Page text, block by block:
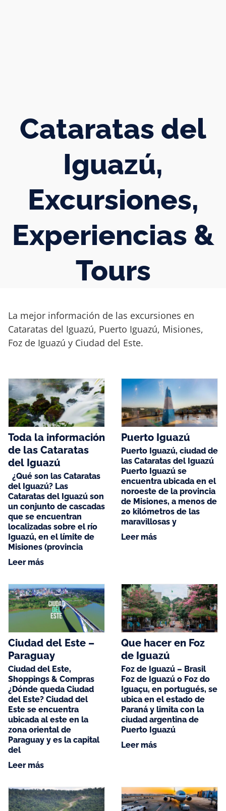
Cataratas del
Iguazú,
Excursiones,
Experiencias &
Tours
La mejor información de las excursiones en
Cataratas del Iguazú, Puerto Iguazú, Misiones,
Foz de Iguazú y Ciudad del Este.
Toda la información
de las Cataratas
del Iguazú
¿Qué son las Cataratas
del Iguazú? Las
Cataratas del Iguazú son
un conjunto de cascadas
que se encuentran
localizadas sobre el río
Iguazú, en el límite de
Misiones (provincia
Leer más
Puerto Iguazú
Puerto Iguazú, ciudad de
las Cataratas del Iguazú
Puerto Iguazú se
encuentra ubicada en el
noroeste de la provincia
de Misiones, a menos de
20 kilómetros de las
maravillosas y
Leer más
Ciudad del Este –
Paraguay
Ciudad del Este,
Shoppings & Compras
¿Dónde queda Ciudad
del Este? Ciudad del
Este se encuentra
ubicada al este en la
zona oriental de
Paraguay y es la capital
del
Leer más
Que hacer en Foz
de Iguazú
Foz de Iguazú – Brasil
Foz de Iguazú o Foz do
Iguaçu, en portugués, se
ubica en el estado de
Paraná y limita con la
ciudad argentina de
Puerto Iguazú
Leer más